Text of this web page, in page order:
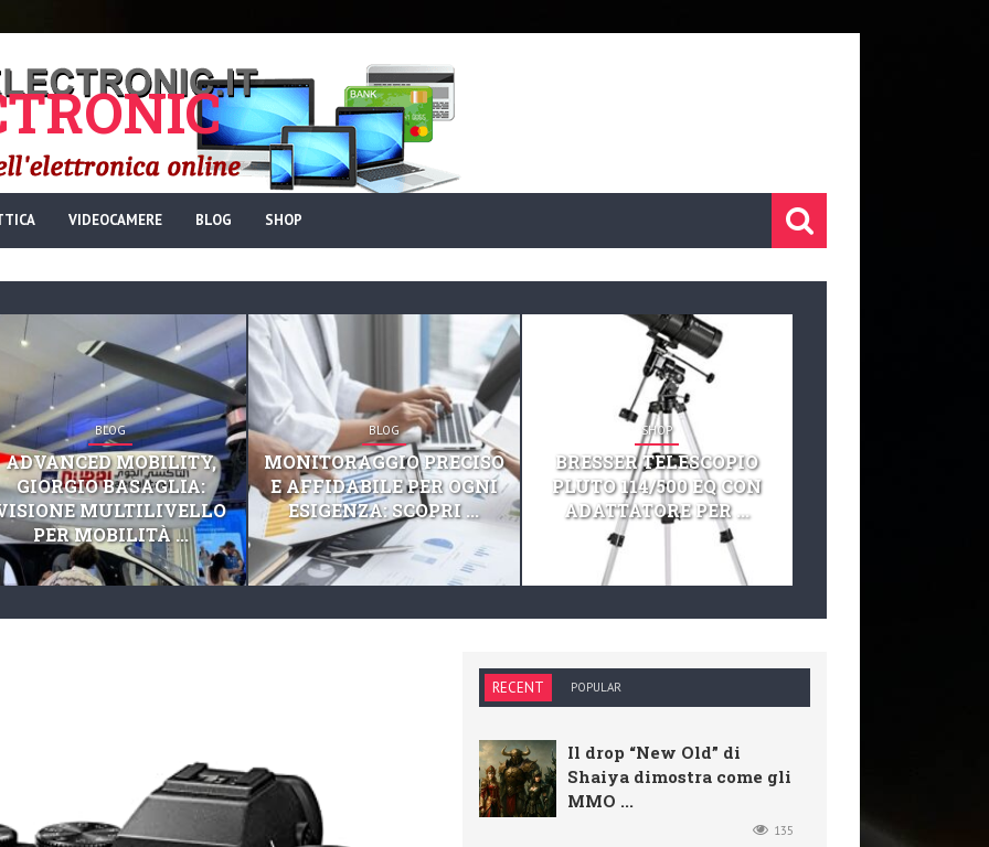
VIDEOCAMERE BLOG SHOP
BLOG
ADVANCED MOBILITY,
GIORGIO BASAGLIA:
MULTILIVELLO
PER MOBILITÀ ...
BLOG
MONITORAGGIO PRECISO
E AFFIDABILE PER OGNI
ESIGENZA: SCOPRI ...
SHOP
BRESSER TELESCOPIO
PLUTO 114/500 EQ CON
ADATTATORE PER ...
RECENT POPULAR
Il drop “New Old” di
Shaiya dimostra come gli
MMO ...
135